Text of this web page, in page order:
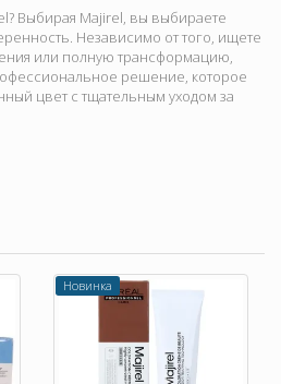
Выбирая Majirel, вы выбираете
Независимо от того, ищете
или полную трансформацию,
решение, которое
цвет с тщательным уходом за
Новинка